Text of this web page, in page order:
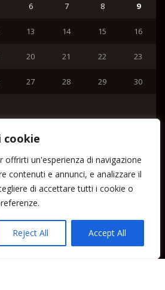
cookie
offrirti un'esperienza di navigazione
contenuti e annunci, e analizzare il
di accettare tutti i cookie o
Reject All Accept All
6 7 8 9
13 14 15 16
20 21 22 23
27 28 29 30